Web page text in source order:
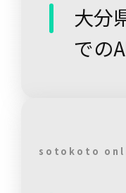
大分
での
sotokoto